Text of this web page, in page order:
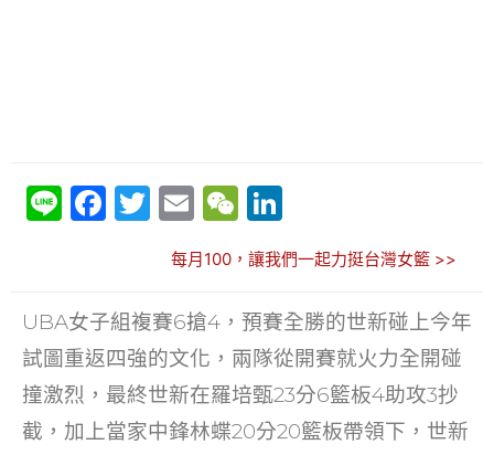
Li F
e
b
o
o
T
itt
er
E
ai
l
W
C
h
at
k
e
dI
n
每月100，讓我們一起力挺台灣女籃 >>
UBA女子組複賽6搶4，預賽全勝的世新碰上今年
試圖重返四強的文化，兩隊從開賽就火力全開碰
撞激烈，最終世新在羅培甄23分6籃板4助攻3抄
截，加上當家中鋒林蝶20分20籃板帶領下，世新